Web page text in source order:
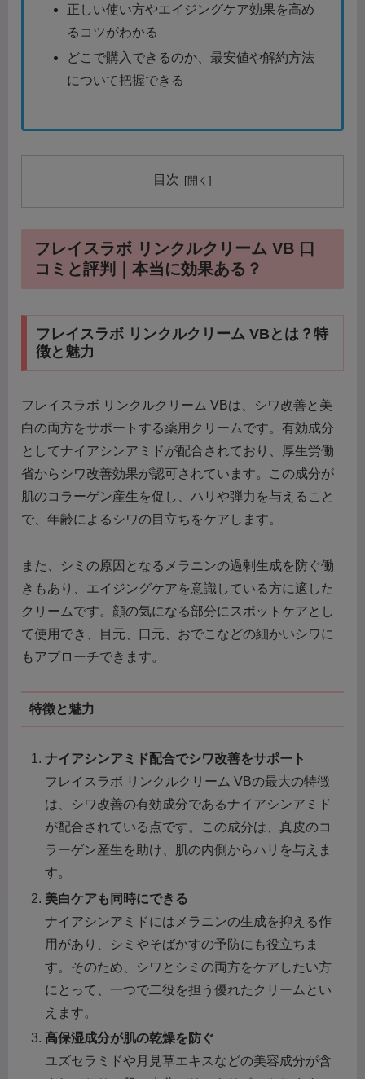
正しい使い方やエイジングケア効果を高め
るコツがわかる
どこで購入できるのか、最安値や解約方法
について把握できる
目次
フレイスラボ リンクルクリーム VB 口
コミと評判｜本当に効果ある？
フレイスラボ リンクルクリーム VBとは？特
徴と魅力
フレイスラボ リンクルクリーム VBは、シワ改善と美
白の両方をサポートする薬用クリームです。有効成分
としてナイアシンアミドが配合されており、厚生労働
省からシワ改善効果が認可されています。この成分が
肌のコラーゲン産生を促し、ハリや弾力を与えること
で、年齢によるシワの目立ちをケアします。
また、シミの原因となるメラニンの過剰生成を防ぐ働
きもあり、エイジングケアを意識している方に適した
クリームです。顔の気になる部分にスポットケアとし
て使用でき、目元、口元、おでこなどの細かいシワに
もアプローチできます。
特徴と魅力
ナイアシンアミド配合でシワ改善をサポート
フレイスラボ リンクルクリーム VBの最大の特徴
は、シワ改善の有効成分であるナイアシンアミド
が配合されている点です。この成分は、真皮のコ
ラーゲン産生を助け、肌の内側からハリを与えま
す。
美白ケアも同時にできる
ナイアシンアミドにはメラニンの生成を抑える作
用があり、シミやそばかすの予防にも役立ちま
す。そのため、シワとシミの両方をケアしたい方
にとって、一つで二役を担う優れたクリームとい
えます。
高保湿成分が肌の乾燥を防ぐ
ユズセラミドや月見草エキスなどの美容成分が含